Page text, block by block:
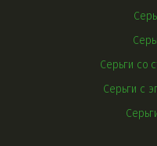
Серьги со
Серьги с